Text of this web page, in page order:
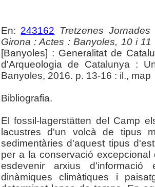
En: 243162 Tretzenes
Girona : Actes : Banyoles, 10 i
[Banyoles] : Generalitat de
d'Arqueologia de Catalunya :
Banyoles, 2016. p. 13-16 : il., map
Bibliografia.
El fossil-lagerstätten del Camp
lacustres d'un volcà de tipus
sedimentàries d'aquest tipus
per a la conservació
esdevenir arxius
dinàmiques climàtiques i